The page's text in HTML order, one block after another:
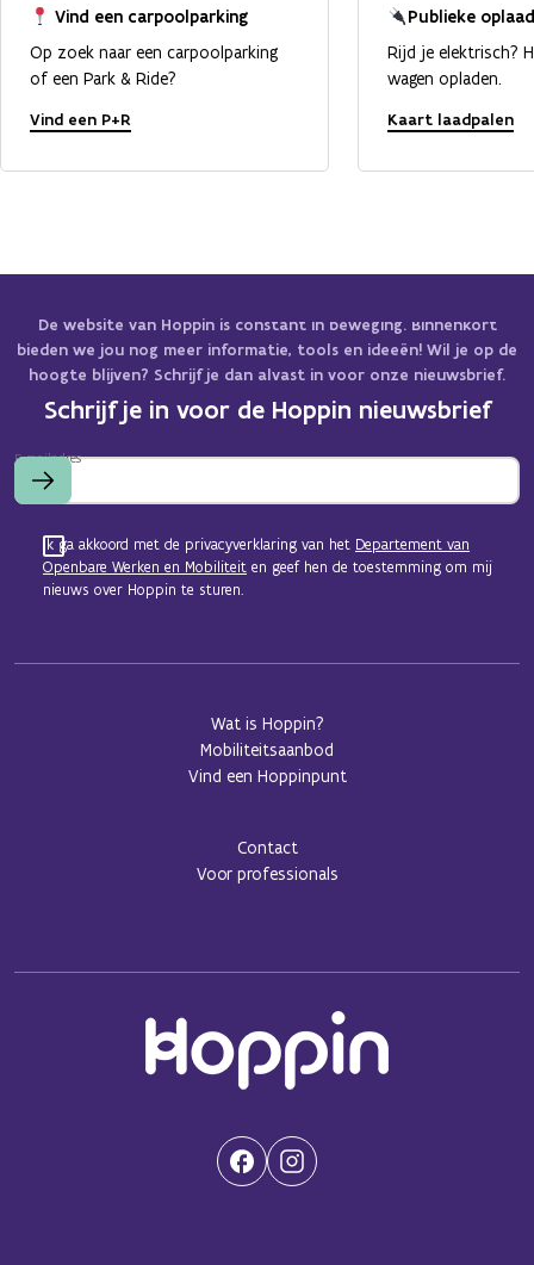
Vind een carpoolparking
Op zoek naar een carpoolparking
of een Park & Ride?
Vind een P+R
Publieke
Rijd je elektrisch?
wagen opladen.
Kaart laadpalen
De website van Hoppin is constant in beweging. Binnenkort
bieden we jou nog meer informatie, tools en ideeën! Wil je op de
hoogte blijven? Schrijf je dan alvast in voor onze nieuwsbrief.
Schrijf je in voor de Hoppin nieuwsbrief
E-mailadres
Ik ga akkoord met de privacyverklaring van het Departement van
Openbare Werken en Mobiliteit en geef hen de toestemming om mij
nieuws over Hoppin te sturen.
Wat is Hoppin?
Mobiliteitsaanbod
Vind een Hoppinpunt
Contact
Voor professionals
(Opent in een nieuwe tab)
(Opent in een nieuwe tab)